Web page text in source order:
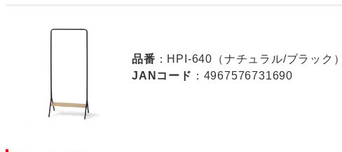
品番 ：HPI-640（ナチュラル/ブラック）
JANコード ：4967576731690